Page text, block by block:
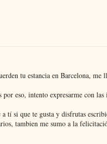
tu estancia en Barcelona, me
eso, intento expresarme con las
a tí si que te gusta y disfrutas
tambien me sumo a la